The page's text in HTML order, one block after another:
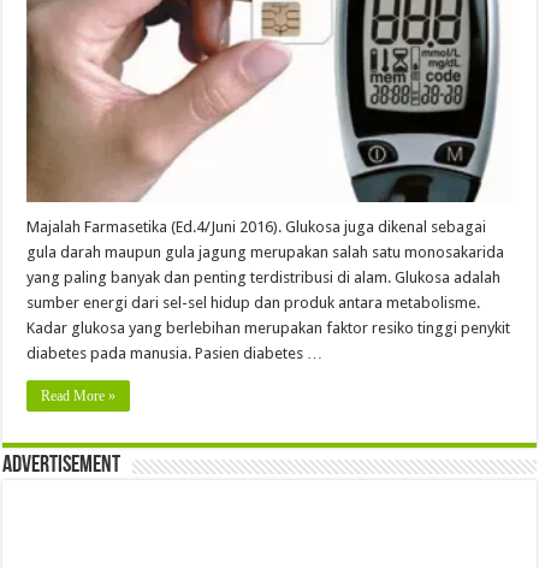
Majalah Farmasetika (Ed.4/Juni 2016). Glukosa juga dikenal sebagai
gula darah maupun gula jagung merupakan salah satu monosakarida
yang paling banyak dan penting terdistribusi di alam. Glukosa adalah
sumber energi dari sel-sel hidup dan produk antara metabolisme.
Kadar glukosa yang berlebihan merupakan faktor resiko tinggi penykit
diabetes pada manusia. Pasien diabetes …
Read More »
Advertisement